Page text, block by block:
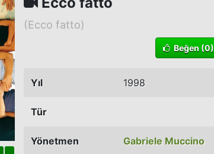
(Ecco fatto)
Beğen (0)
Yıl 1998
Tür
Yönetmen Gabriele Muccino